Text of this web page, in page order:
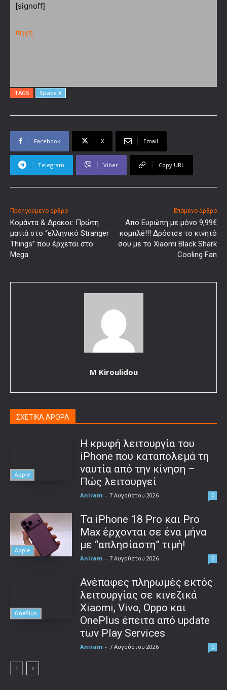
[signoff]
πηγη
TAGS Space X
Facebook X Email
Telegram Viber Copy URL
Προηγούμενο άρθρο
Κομάντα & Δράκοι: Πρώτη
ματιά στο “ελληνικό Stranger
Things” που έρχεται στο
Mega
Επόμενο άρθρο
Από Ευρώπη με μόνο 9,99€
κομπλέ!!! Δρόσισε το κινητό
σου με το Xiaomi Black Shark
Cooling Fan
M Kiroulidou
ΣΧΕΤΙΚΑ ΑΡΘΡΑ
Apple
Η κρυφή λειτουργία του
iPhone που καταπολεμά τη
ναυτία από την κίνηση –
Πώς λειτουργεί
Aniram - 7 Αυγούστου 2026 0
Apple
Τα iPhone 18 Pro και Pro
Max έρχονται σε ένα μήνα
με “απλησίαστη” τιμή!
Aniram - 7 Αυγούστου 2026 0
OnePlus
Ανέπαφες πληρωμές εκτός
λειτουργίας σε κινεζικά
Xiaomi, Vivo, Oppo και
OnePlus έπειτα από update
των Play Services
Aniram - 7 Αυγούστου 2026 0